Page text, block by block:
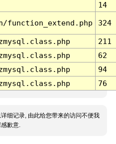
14
function_extend.php 324
211
62
94
76
细记录, 由此给您带来的访问不便我
歉意.